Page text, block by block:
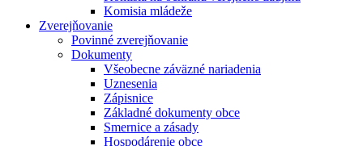
Komisia mládeže
Zverejňovanie
Povinné zverejňovanie
Dokumenty
Všeobecne záväzné nariadenia
Uznesenia
Zápisnice
Základné dokumenty obce
Smernice a zásady
Hospodárenie obce